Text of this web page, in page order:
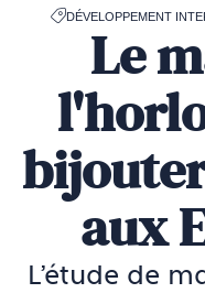
DÉVELOPPEMENT
Le
aux
L'étude de